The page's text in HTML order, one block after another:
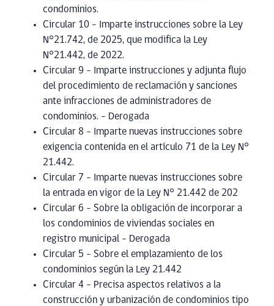
condominios.
Circular 10 – Imparte instrucciones sobre la Ley
N°21.742, de 2025, que modifica la Ley
N°21.442, de 2022.
Circular 9 – Imparte instrucciones y adjunta flujo
del procedimiento de reclamación y sanciones
ante infracciones de administradores de
condominios. – Derogada
Circular 8 – Imparte nuevas instrucciones sobre
exigencia contenida en el artículo 71 de la Ley N°
21.442.
Circular 7 – Imparte nuevas instrucciones sobre
la entrada en vigor de la Ley N° 21.442 de 202
Circular 6 – Sobre la obligación de incorporar a
los condominios de viviendas sociales en
registro municipal – Derogada
Circular 5 – Sobre el emplazamiento de los
condominios según la Ley 21.442
Circular 4 – Precisa aspectos relativos a la
construcción y urbanización de condominios tipo